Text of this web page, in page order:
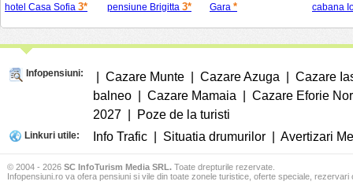
hotel Casa Sofia 3* pensiune Brigitta 3* Gara * cabana
Infopensiuni: Cazare Munte Cazare Azuga
Cazare
balneo
Cazare Mamaia
Cazare Eforie
2027
Poze de la turisti
Linkuri utile: Info Trafic Situatia drumurilor Avertizari
© 2004 - 2026 SC InfoTurism Media SRL. Toate drepturile rezervate.
Infopensiuni.ro va ofera pensiuni si vile din toate zonele turistice, oferte speciale, rezervari